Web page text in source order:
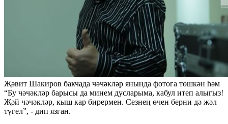
Җәвит Шакиров бакчада чәчәкләр янында фотога төшкән һәм
“Бу чәчәкләр барысы да минем дусларыма, кабул итеп алыгыз!
Җәй чәчәкләр, кыш кар бирермен. Сезнең өчен берни дә жәл
түгел”, - дип язган.